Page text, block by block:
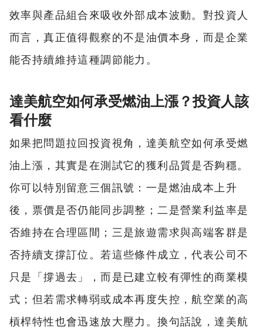
效率與產品組合來吸收外部成本波動。對投資人
而言，真正值得觀察的不是油價本身，而是企業
能否持續維持這種調節能力。
達美航空如何承受燃油上漲？投資人該
看什麼
如果把問題拉回投資視角，達美航空如何承受燃
油上漲，其實是在測試它的獲利品質是否夠穩。
你可以特別留意三個訊號：一是燃油成本上升
後，票價是否仍能同步調整；二是營業利益率是
否維持在合理區間；三是旅遊需求與高端客群是
否持續支撐訂位。若這些條件成立，代表公司不
只是「撐過去」，而是已建立較有彈性的商業模
式；但若需求轉弱或成本再度失控，航空業的高
槓桿特性也會迅速放大壓力。換句話說，達美航